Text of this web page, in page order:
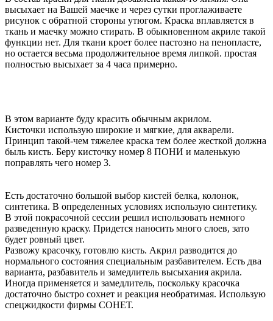
высыхает на Вашей маечке и через сутки проглаживаете
рисунок с обратной стороны утюгом. Краска вплавляется в
ткань и маечку можно стирать. В обыкновенном акриле такой
функции нет. Для ткани кроет более пастозно на пенопласте,
но остается весьма продолжительное время липкой. простая
полностью высыхает за 4 часа примерно.
В этом варианте буду красить обычным акрилом.
Кисточки использую широкие и мягкие, для акварели.
Принцип такой-чем тяжелее краска тем более жесткой должна
быль кисть. Беру кисточку номер 8 ПОНИ и маленькую
поправлять чего номер 3.
Есть достаточно большой выбор кистей белка, колонок,
синтетика. В определенных условиях использую синтетику.
В этой покрасочной сессии решил использовать немного
разведенную краску. Придется наносить много слоев, зато
будет ровный цвет.
Развожу красочку, готовлю кисть. Акрил разводится до
нормального состояния специальным разбавителем. Есть два
варианта, разбавитель и замедлитель высыхания акрила.
Иногда применяется и замедлитель, поскольку красочка
достаточно быстро сохнет и реакция необратимая. Использую
спецжидкости фирмы СОНЕТ.